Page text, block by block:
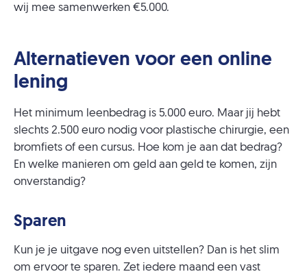
wij mee samenwerken €5.000.
Alternatieven voor een online
lening
Het minimum leenbedrag is 5.000 euro. Maar jij hebt
slechts 2.500 euro nodig voor plastische chirurgie, een
bromfiets of een cursus. Hoe kom je aan dat bedrag?
En welke manieren om geld aan geld te komen, zijn
onverstandig?
Sparen
Kun je je uitgave nog even uitstellen? Dan is het slim
om ervoor te sparen. Zet iedere maand een vast